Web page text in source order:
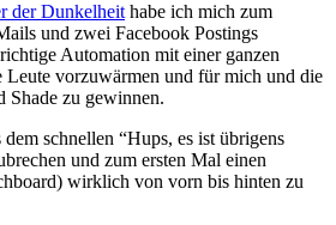
der Dunkelheit habe ich mich zum
und zwei Facebook Postings
Automation mit einer ganzen
Leute vorzuwärmen und für mich und die
Shade zu gewinnen.
schnellen “Hups, es ist übrigens
und zum ersten Mal einen
wirklich von vorn bis hinten zu